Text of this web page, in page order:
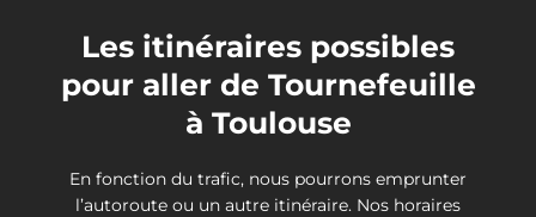
Les itinéraires possibles
pour aller de Tournefeuille
à Toulouse
En fonction du trafic, nous pourrons emprunter
l’autoroute ou un autre itinéraire. Nos horaires